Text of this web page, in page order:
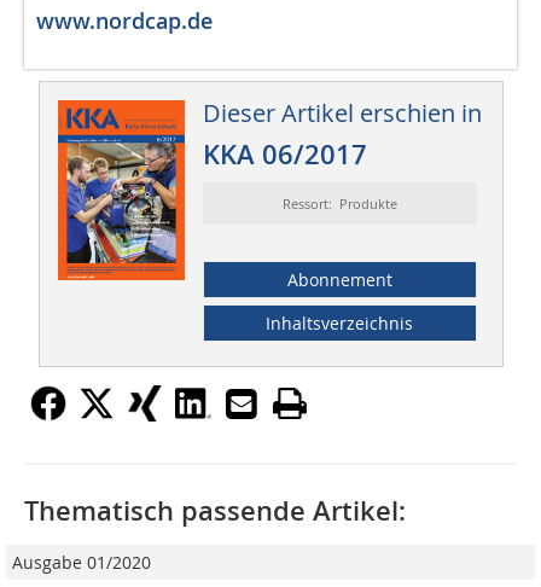
www.nordcap.de
Dieser Artikel erschien in
KKA 06/2017
Ressort: Produkte
Abonnement
Inhaltsverzeichnis
Thematisch passende Artikel:
Ausgabe 01/2020